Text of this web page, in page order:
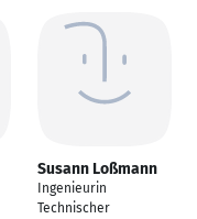
Susann Loßmann
Ingenieurin
Technischer